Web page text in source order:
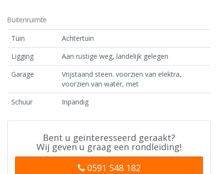
Buitenruimte
Tuin
Achtertuin
Ligging
Aan rustige weg, landelijk gelegen
Garage
Vrijstaand steen. voorzien van elektra,
voorzien van water, met
Schuur
Inpandig
Bent u geïnteresseerd geraakt?
Wij geven u graag een rondleiding!
0591 548 182